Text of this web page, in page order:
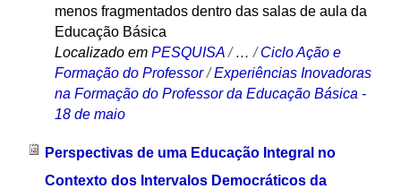
menos fragmentados dentro das salas de aula da
Educação Básica
Localizado em PESQUISA /…/Ciclo Ação e
Formação do Professor /Experiências Inovadoras
na Formação do Professor da Educação Básica -
18 de maio
Perspectivas de uma Educação Integral no
Contexto dos Intervalos Democráticos da